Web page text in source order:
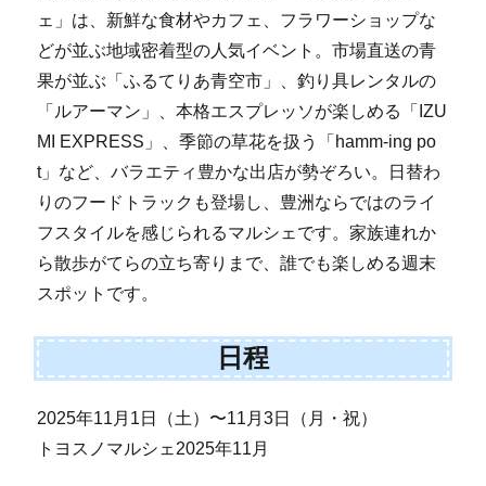
ェ」は、新鮮な食材やカフェ、フラワーショップな
どが並ぶ地域密着型の人気イベント。市場直送の青
果が並ぶ「ふるてりあ青空市」、釣り具レンタルの
「ルアーマン」、本格エスプレッソが楽しめる「IZU
MI EXPRESS」、季節の草花を扱う「hamm-ing po
t」など、バラエティ豊かな出店が勢ぞろい。日替わ
りのフードトラックも登場し、豊洲ならではのライ
フスタイルを感じられるマルシェです。家族連れか
ら散歩がてらの立ち寄りまで、誰でも楽しめる週末
スポットです。
日程
2025年11月1日（土）〜11月3日（月・祝）
トヨスノマルシェ2025年11月